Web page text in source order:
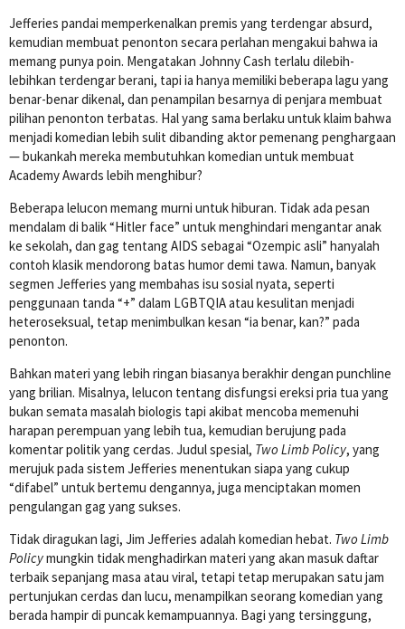
Jefferies pandai memperkenalkan premis yang terdengar absurd,
kemudian membuat penonton secara perlahan mengakui bahwa ia
memang punya poin. Mengatakan Johnny Cash terlalu dilebih-
lebihkan terdengar berani, tapi ia hanya memiliki beberapa lagu yang
benar-benar dikenal, dan penampilan besarnya di penjara membuat
pilihan penonton terbatas. Hal yang sama berlaku untuk klaim bahwa
menjadi komedian lebih sulit dibanding aktor pemenang penghargaan
— bukankah mereka membutuhkan komedian untuk membuat
Academy Awards lebih menghibur?
Beberapa lelucon memang murni untuk hiburan. Tidak ada pesan
mendalam di balik “Hitler face” untuk menghindari mengantar anak
ke sekolah, dan gag tentang AIDS sebagai “Ozempic asli” hanyalah
contoh klasik mendorong batas humor demi tawa. Namun, banyak
segmen Jefferies yang membahas isu sosial nyata, seperti
penggunaan tanda “+” dalam LGBTQIA atau kesulitan menjadi
heteroseksual, tetap menimbulkan kesan “ia benar, kan?” pada
penonton.
Bahkan materi yang lebih ringan biasanya berakhir dengan punchline
yang brilian. Misalnya, lelucon tentang disfungsi ereksi pria tua yang
bukan semata masalah biologis tapi akibat mencoba memenuhi
harapan perempuan yang lebih tua, kemudian berujung pada
komentar politik yang cerdas. Judul spesial, Two Limb Policy, yang
merujuk pada sistem Jefferies menentukan siapa yang cukup
“difabel” untuk bertemu dengannya, juga menciptakan momen
pengulangan gag yang sukses.
Tidak diragukan lagi, Jim Jefferies adalah komedian hebat. Two Limb
Policymungkin tidak menghadirkan materi yang akan masuk daftar
terbaik sepanjang masa atau viral, tetapi tetap merupakan satu jam
pertunjukan cerdas dan lucu, menampilkan seorang komedian yang
berada hampir di puncak kemampuannya. Bagi yang tersinggung,